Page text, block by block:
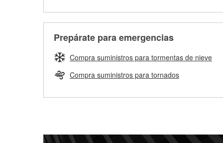
Prepárate para emergencias
Compra suministros para tormentas de nieve
Compra suministros para tornados